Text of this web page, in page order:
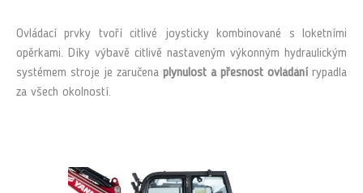
Ovládací prvky tvoří citlivé joysticky kombinované s loketními
opěrkami. Díky výbavě citlivě nastaveným výkonným hydraulickým
systémem stroje je zaručena plynulost a přesnost ovládání rypadla
za všech okolností.